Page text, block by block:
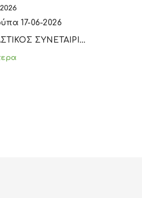
17-06-2026
ΣΥΝΕΤΑΙΡΙ...